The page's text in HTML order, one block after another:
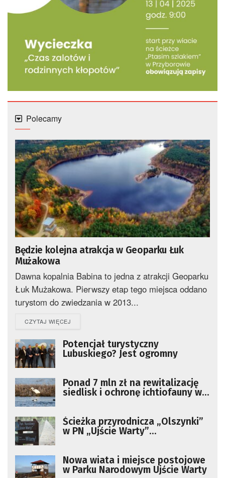
Polecamy
Będzie kolejna atrakcja w Geoparku Łuk
Mużakowa
Dawna kopalnia Babina to jedna z atrakcji Geoparku
Łuk Mużakowa. Pierwszy etap tego miejsca oddano
turystom do zwiedzania w 2013...
CZYTAJ WIĘCEJ
Potencjał turystyczny
Lubuskiego? Jest ogromny
Ponad 7 mln zł na rewitalizację
siedlisk i ochronę ichtiofauny w
Ścieżka przyrodnicza „Olszynki”
w PN „Ujście Warty”
Nowa wiata i miejsce postojowe
w Parku Narodowym Ujście Warty